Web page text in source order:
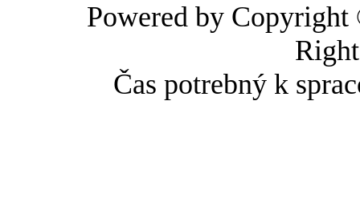
Powered by
Čas potrebný k